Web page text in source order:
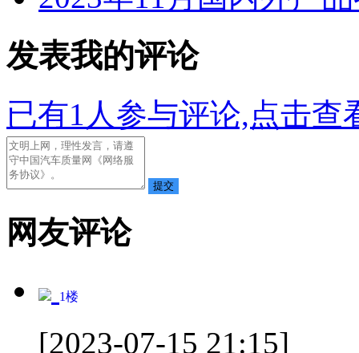
发表我的评论
已有1 人参与评论,点击查
网友评论
1楼
[2023-07-15 21:15]